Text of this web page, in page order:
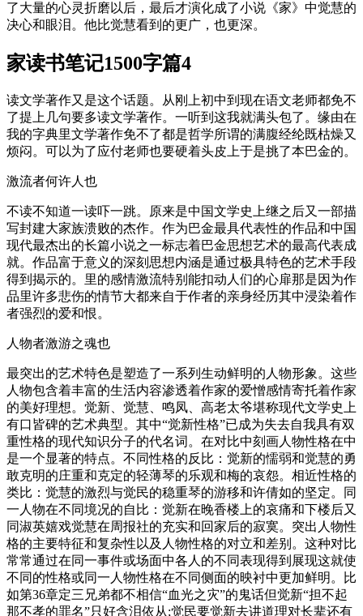
了大量的心灵折磨以后，最后才演化成了小说《家》中觉慧的
决心和眼泪。他比觉慧看到的更广，也更深。
家读书笔记1500字篇4
读文学著作又是这个话题。从刚上初中到现在语文老师都免不
了提上几句要多读文学著作。一听到这我就满头包了。缘由在
我的字典里文学著作免不了都是哲学所谓的满腹经纶既枯燥又
烦闷。可以为了应付老师也要硬着头皮上于是挑了本巴金的。
激流者何许人也
不读不知道一读吓一跳。原来是中国文学史上继之后又一部描
写封建大家族溃败的杰作。作为巴金最具代表性的作品和中国
现代最杰出的长篇小说之一标志着巴金思想艺术的最高代表成
就。作品富于意义的深刻思想内涵是通过极具特色的艺术手段
得到揭示的。里的感情激流特别能扣动人们的心扉那是因为作
品里许多悲伤的情节大都来自于作者的亲身经历其中浸染着作
者强烈的爱和恨。
人物者激游之魂也
最突出的艺术特色是塑造了一系列生动鲜明的人物形象。这些
人物包含着丰富的生活内容渗透着作家的爱憎感情寄托着作家
的美好理想。觉新、觉慧、鸣凤、高老太爷堪称现代文学史上
有口皆碑的艺术典型。其中“觉新性格”已成为失去自我具有双
重性格的现代知识分子的代名词。在对比中刻画人物性格在中
是一个显著的特点。不同性格的反比：觉新的懦弱和觉慧的勇
敢克明的庄重和克定的轻薄琴的乐观和梅的哀怨。相近性格的
类比：觉慧的激烈与觉民的稳重琴的游移和许倩如的坚定。同
一人物在不同境况的自比：觉新在晚香楼上的哀痛和下楼后又
同淑英嬉戏觉慧在周报社的充实和回家后的寂寞。突出人物性
格的主要特征和复杂性以及人物性格的对立和差别。这种对比
常常通过在同一事件或场面中各人的不同表现得到展现这就使
不同的性格或同一人物性格在不同侧面的映衬中更加鲜明。比
如第36章定三兄弟都不相信“血光之灾”的鬼话但觉新“担不起
那不孝的罪名”只好含泪依从;觉民要觉新去讲道理对长辈还有